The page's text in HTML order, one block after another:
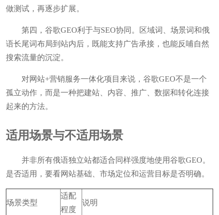
做测试，再逐步扩展。
第四，谷歌GEO利于与SEO协同。区域词、场景词和俄
语长尾词布局到站内后，既能支持广告承接，也能反哺自然
搜索流量的沉淀。
对网站+营销服务一体化项目来说，谷歌GEO不是一个
孤立动作，而是一种把建站、内容、推广、数据和转化连接
起来的方法。
适用场景与不适用场景
并非所有俄语独立站都适合同样强度地使用谷歌GEO。
是否适用，要看网站基础、市场定位和运营目标是否明确。
场景类型
适配
程度
说明